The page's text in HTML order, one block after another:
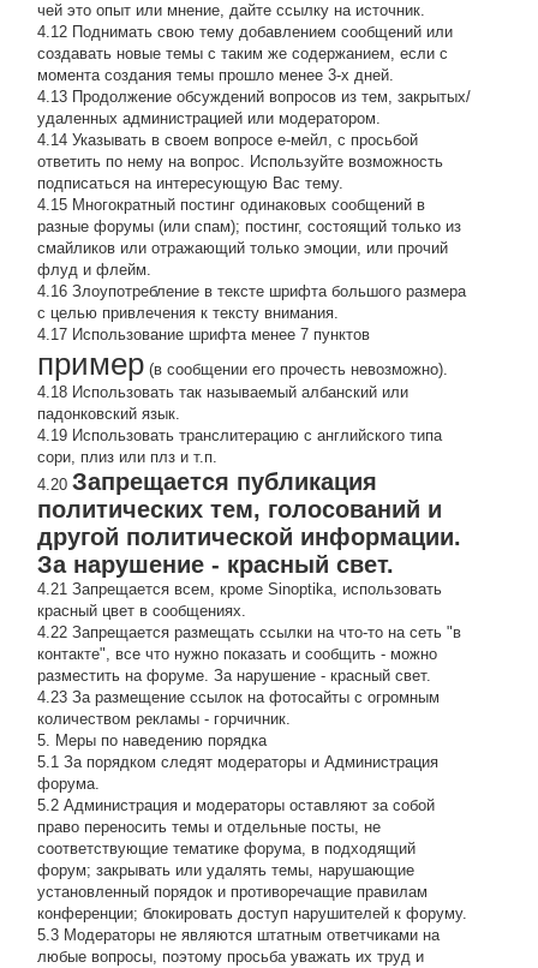
чей это опыт или мнение, дайте ссылку на источник.
4.12 Поднимать свою тему добавлением сообщений или
создавать новые темы с таким же содержанием, если с
момента создания темы прошло менее 3-х дней.
4.13 Продолжение обсyждений вопросов из тем, закpытых/
удаленных администрацией или модератором.
4.14 Указывать в своем вопросе е-мейл, с просьбой
ответить по нему на вопрос. Используйте возможность
подписаться на интересующую Вас тему.
4.15 Многократный постинг одинаковых сообщений в
разные форумы (или спам); постинг, состоящий только из
смайликов или отражающий только эмоции, или прочий
флуд и флейм.
4.16 Злоупотребление в тексте шрифта большого размера
с целью привлечения к тексту внимания.
4.17 Использование шрифта менее 7 пунктов
пример (в сообщении его прочесть невозможно).
4.18 Использовать так называемый албанский или
падонковский язык.
4.19 Использовать транслитерацию с английского типа
сори, плиз или плз и т.п.
4.20Запрещается публикация
политических тем, голосований и
другой политической информации.
За нарушение - красный свет.
4.21 Запрещается всем, кроме Sinoptika, использовать
красный цвет в сообщениях.
4.22 Запрещается размещать ссылки на что-то на сеть "в
контакте", все что нужно показать и сообщить - можно
разместить на форуме. За нарушение - красный свет.
4.23 За размещение ссылок на фотосайты с огромным
количеством рекламы - горчичник.
5. Меры по наведению порядка
5.1 За порядком следят модераторы и Администрация
форума.
5.2 Администрация и модераторы оставляют за собой
право переносить темы и отдельные посты, не
соответствующие тематике форума, в подходящий
форум; закрывать или удалять темы, нарушающие
установленный порядок и противоречащие правилам
конференции; блокировать доступ нарушителей к форуму.
5.3 Модераторы не являются штатным ответчиками на
любые вопросы, поэтому просьба уважать их труд и